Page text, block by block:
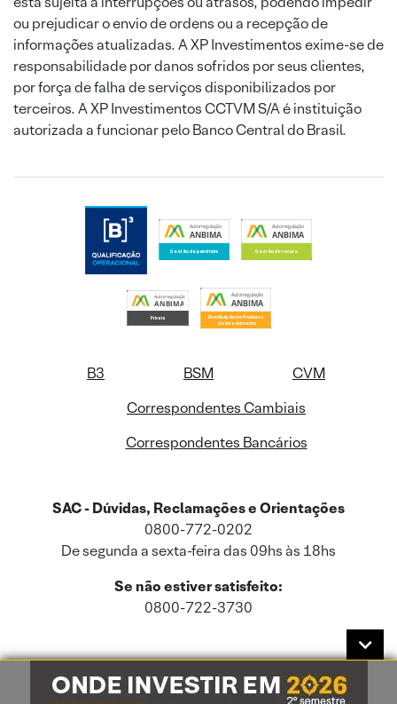
ou prejudicar o envio de ordens ou a recepção de
informações atualizadas. A XP Investimentos exime-se de
responsabilidade por danos sofridos por seus clientes,
por força de falha de serviços disponibilizados por
terceiros. A XP Investimentos CCTVM S/A é instituição
autorizada a funcionar pelo Banco Central do Brasil.
B3 BSM
CVM
Correspondentes Cambiais
Correspondentes Bancários
SAC - Dúvidas, Reclamações e Orientações
0800-772-0202
De segunda a sexta-feira das 09hs às 18hs
Se não estiver satisfeito:
0800-722-3730
Este site usa cookies e dados pessoais de acordo com a nossaPolítica de
Cookies
e a nossaPolítica de Privacidade.